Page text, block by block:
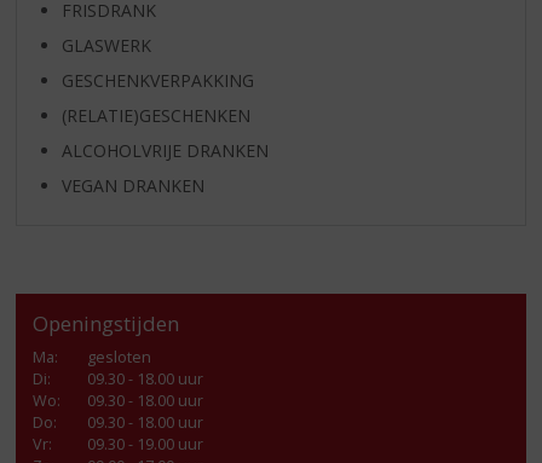
FRISDRANK
GLASWERK
GESCHENKVERPAKKING
(RELATIE)GESCHENKEN
ALCOHOLVRIJE DRANKEN
VEGAN DRANKEN
Openingstijden
Ma:
gesloten
Di:
09.30 - 18.00 uur
Wo:
09.30 - 18.00 uur
Do:
09.30 - 18.00 uur
Vr:
09.30 - 19.00 uur